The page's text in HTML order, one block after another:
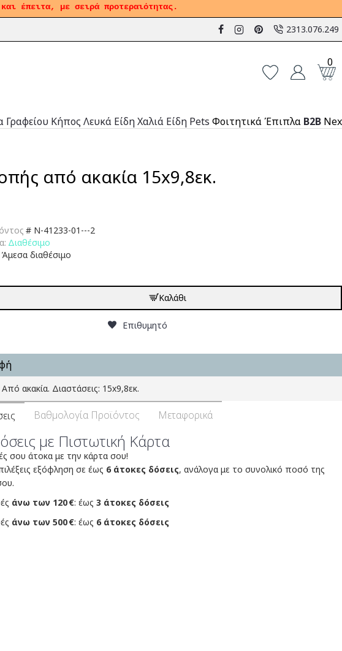
έπειτα, με σειρά προτεραιότητας.
2313.076.249
0
Γραφείου Κήπος Λευκά ΕίδηΧαλιά Είδη Pets Φοιτητικά Έπιπλα B2B
από ακακία 15x9,8εκ.
# N-41233-01---2
Διαθέσιμο
Άμεσα διαθέσιμο
Καλάθι
Επιθυμητό
ακακία. Διαστάσεις: 15x9,8εκ.
Βαθμολογία Προϊόντος Μεταφορικά
με Πιστωτική Κάρτα
σου άτοκα με την κάρτα σου!
εξόφληση σε έως 6 άτοκες δόσεις, ανάλογα με το συνολικό ποσό της
άνω των 120 €: έως 3 άτοκες δόσεις
άνω των 500 €: έως 6 άτοκες δόσεις